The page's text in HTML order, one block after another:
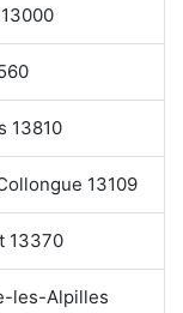
13810
13109
13370
les-Alpilles